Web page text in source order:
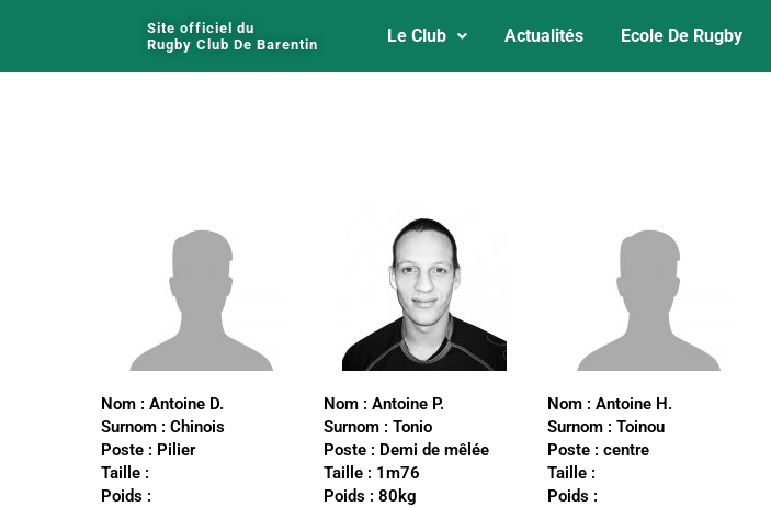
Site officiel du
Rugby Club De Barentin
Le Club Actualités Ecole De Rugby
Nom : Antoine D.
Surnom : Chinois
Poste : Pilier
Taille :
Poids :
Nom : Antoine P.
Surnom : Tonio
Poste : Demi de mêlée
Taille : 1m76
Poids : 80kg
Nom : Antoine H.
Surnom : Toinou
Poste : centre
Taille :
Poids :